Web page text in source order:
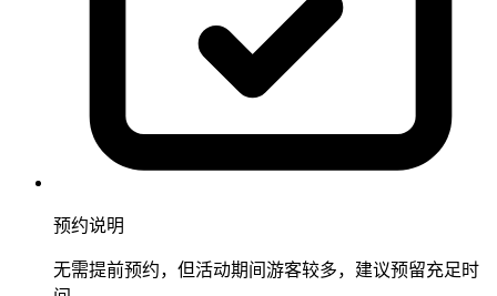
预约说明
无需提前预约，但活动期间游客较多，建议预留充足时